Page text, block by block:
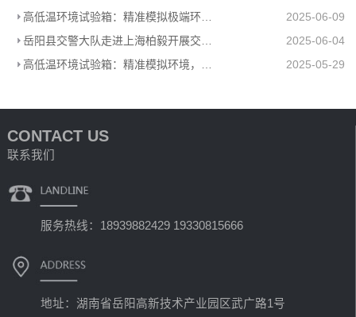
高低温环境试验箱：精准模拟极端环境，助力产品品质升级
2025-06-09
2025-06-04
2025-05-29
CONTACT US
联系我们
服务热线：18939882429 19330815666
地址：湖南省岳阳高新技术产业园区武广路1号